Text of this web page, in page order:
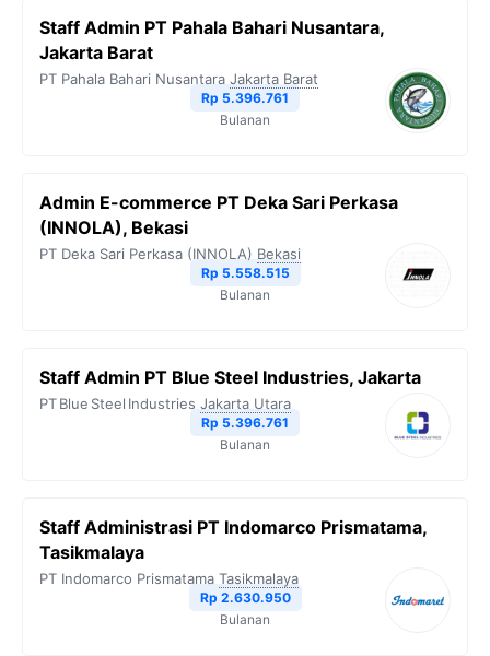
Staff Admin PT Pahala Bahari Nusantara,
Jakarta Barat
PT Pahala Bahari Nusantara Jakarta Barat
Rp 5.396.761
Bulanan
Admin E-commerce PT Deka Sari Perkasa
(INNOLA), Bekasi
PT Deka Sari Perkasa (INNOLA) Bekasi
Rp 5.558.515
Bulanan
Staff Admin PT Blue Steel Industries, Jakarta
PT Blue Steel Industries Jakarta Utara
Rp 5.396.761
Bulanan
Staff Administrasi PT Indomarco Prismatama,
Tasikmalaya
PT Indomarco Prismatama Tasikmalaya
Rp 2.630.950
Bulanan